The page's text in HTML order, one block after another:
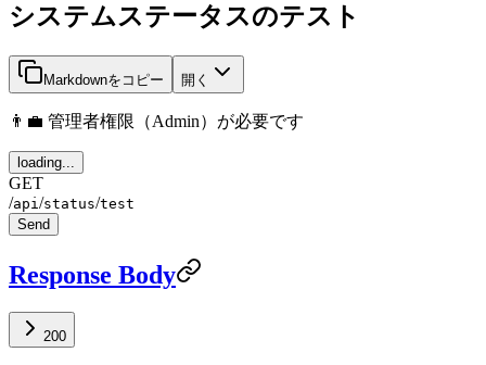
システムステータスのテスト
Markdownをコピー 開く
👨‍💼 管理者権限（Admin）が必要です
loading...
GET
/api /status/test
Send
Response Body
200